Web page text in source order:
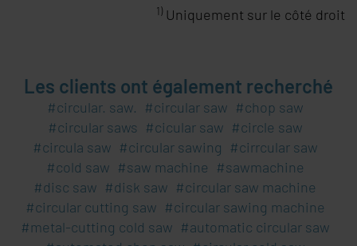
1) Uniquement sur le côté droit
Les clients ont également recherché
circular. saw. circular saw
chop saw
circular saws
cicular saw
circle saw
circula saw
circular sawing
cirrcular saw
cold saw
saw machine
sawmachine
disc saw
disk saw
circular saw machine
circular cutting saw
circular sawing machine
metal-cutting cold saw
automatic circular saw